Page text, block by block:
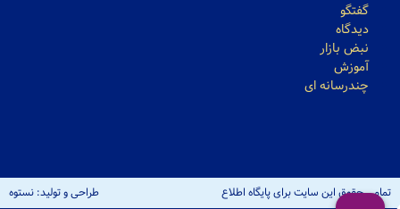
گفتگو
دیدگاه
نبض بازار
آموزش
چندرسانه ای
تمامی حقوق این سایت برای پایگاه اطلاع طراحی و تولید: نستوه